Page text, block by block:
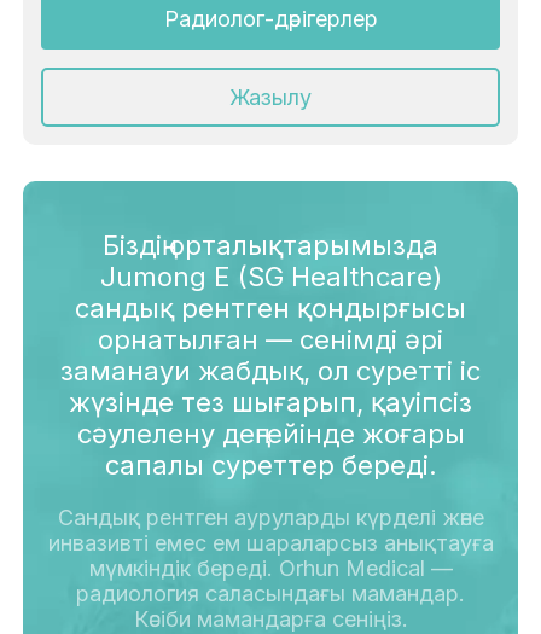
Радиолог-дәрігерлер
Жазылу
Біздің орталықтарымызда
Jumong E (SG Healthcare)
сандық рентген қондырғысы
орнатылған — сенімді әрі
заманауи жабдық, ол суретті іс
жүзінде тез шығарып, қауіпсіз
сәулелену деңгейінде жоғары
сапалы суреттер береді.
Сандық рентген ауруларды күрделі және
инвазивті емес ем шараларсыз анықтауға
мүмкіндік береді. Orhun Medical —
радиология саласындағы мамандар.
Кәсіби мамандарға сеніңіз.